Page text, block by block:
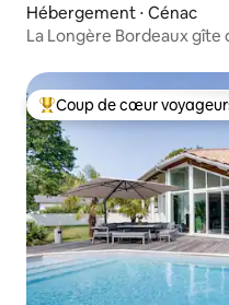
Hébergement ⋅ Cénac
La Longère Bordeaux gîte
Coups de cœur voyageurs
Coup de cœur